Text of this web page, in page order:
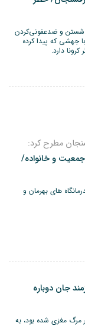
شستن و ضدعفونی‌کردن
جهشی که پیدا کرده
دارد.
مطرح کرد:
جمعیت و خانواده/
های بهرمان و
به ۳ بیمار نیازمند جان دوباره
که دچار مرگ مغزی شده بود، به